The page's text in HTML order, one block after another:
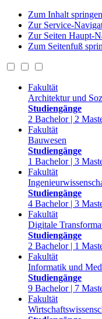
Zum Inhalt springen
Zur Service-
Zur Seiten Haupt-
Zum Seitenfuß
Fakultät
Architektur und
Studiengänge
2 Bachelor | 2
Fakultät
Bauwesen
Studiengänge
1 Bachelor | 3
Fakultät
Studiengänge
4 Bachelor | 3
Fakultät
Digitale
Studiengänge
2 Bachelor | 1
Fakultät
Informatik und
Studiengänge
9 Bachelor | 7
Fakultät